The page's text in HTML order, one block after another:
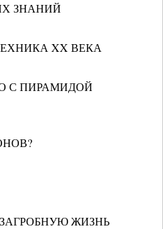
ЗНАНИЙ
XX ВЕКА
С ПИРАМИДОЙ
ЖИЗНЬ